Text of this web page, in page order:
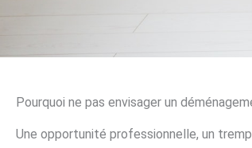
Pourquoi ne pas envisager un
Une opportunité professionnelle, un